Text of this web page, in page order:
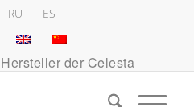
RU ES
der Celesta